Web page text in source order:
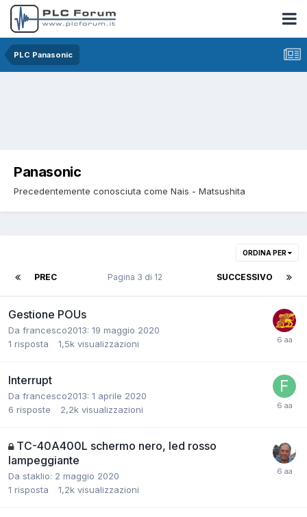
PLC Panasonic
Panasonic
Precedentemente conosciuta come Nais - Matsushita
ORDINA PER
PREC SUCCESSIVO
Pagina 3 di 12
Gestione POUs
Da francesco2013: 19 maggio 2020
1 risposta 1,5k visualizzazioni
Interrupt
Da francesco2013: 1 aprile 2020
6 risposte 2,2k visualizzazioni
TC-40A400L schermo nero, led rosso
lampeggiante
Da staklio: 2 maggio 2020
1 risposta 1,2k visualizzazioni